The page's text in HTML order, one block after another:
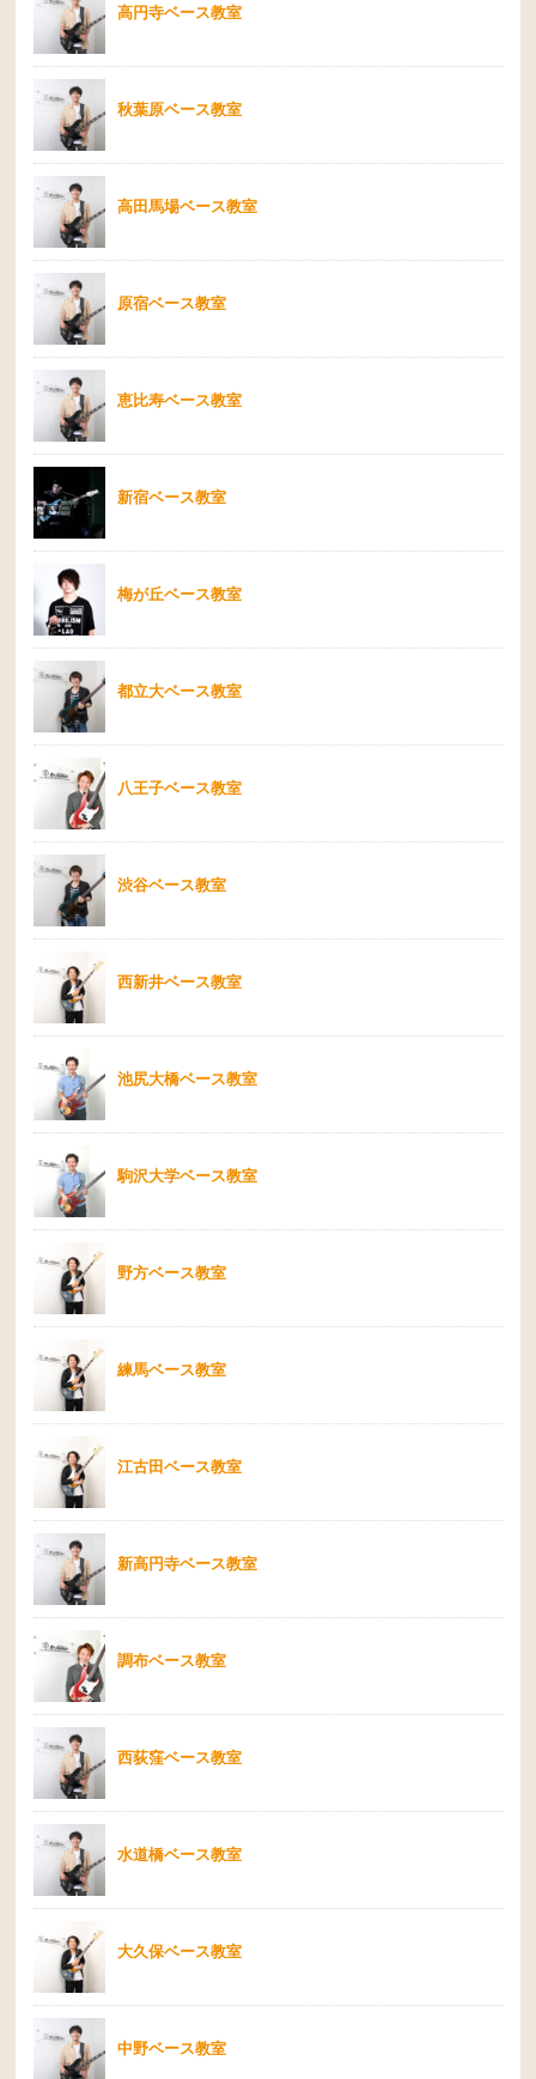
高円寺ベース教室
秋葉原ベース教室
高田馬場ベース教室
原宿ベース教室
恵比寿ベース教室
新宿ベース教室
梅が丘ベース教室
都立大ベース教室
八王子ベース教室
渋谷ベース教室
西新井ベース教室
池尻大橋ベース教室
駒沢大学ベース教室
野方ベース教室
練馬ベース教室
江古田ベース教室
新高円寺ベース教室
調布ベース教室
西荻窪ベース教室
水道橋ベース教室
大久保ベース教室
中野ベース教室